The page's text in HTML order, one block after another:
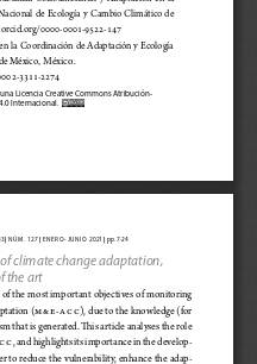
  de  Ecología  y  Cambio  Climático  de
orcid.org/0000-0001-9522-147
la Coordinación de Adaptación y Ecología
México , México
3311-2274
Licencia Creative Commons Atribución-
Internacional.
| n ú m .   127 | enero-junio 2021 | pp. 7-24
climate change adaptation,
the art
of the most important objectives of monitoring
(m&e-acc), due to the knowledge (for
that is generated. This article analyses the role
, and highlights its importance in the develop-
to reduce the vulnerability, enhance the adap